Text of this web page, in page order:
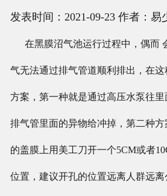
发表时间：2021-09-23 作者：易
在黑膜沼气池运行过程中，偶而
气无法通过排气管道顺利排出，在
方案，第一种就是通过高压水泵往
排气管里面的异物给冲掉，第二种
的盖膜上用美工刀开一个5CM或者
位置，建议开孔的位置远离人群远